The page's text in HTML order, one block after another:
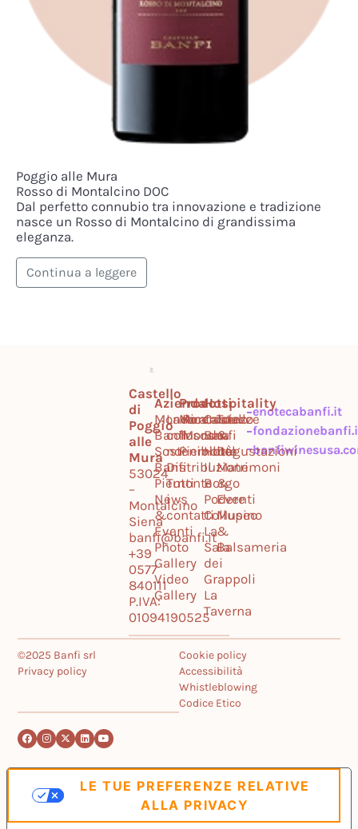
Poggio alle Mura
Rosso di Montalcino DOC
Dal perfetto connubio tra innovazione e tradizione
nasce un Rosso di Montalcino di grandissima
eleganza.
Continua a leggere
Castello
di
Poggio
alle
Mura
53024
–
Montalcino
Siena
banfi@banfi.it
+39
0577
840111
P.IVA:
01094190525
Azienda
Mondo
Banfi
Sostenibilità
Banfi
Piemonte
News
&
Eventi
Photo
Gallery
Video
Gallery
Lavora
con
noi
Distribuzione
Tutti
i
contatti
Prodotti
Montalcino
Toscana
Piemonte
Ricercatezze
Mondo
Hospitality
Castello
Banfi
Hotel
Il
Borgo
Podere
Collupino
La
Sala
dei
Grappoli
La
Taverna
Tour
&
Degustazioni
Matrimoni
&
Eventi
Museo
&
Balsameria
enotecabanfi.it
©2025 Banfi srl
Privacy policy
Cookie policy
Accessibilità
Whistleblowing
Codice Etico
LE TUE PREFERENZE RELATIVE
ALLA PRIVACY